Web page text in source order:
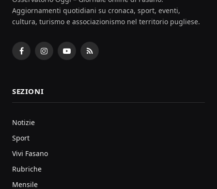
Aggiornamenti quotidiani su cronaca, sport, eventi,
cultura, turismo e associazionismo nel territorio pugliese.
FacebookInstagramYouTubeRSS
SEZIONI
Notizie
Sport
Vivi Fasano
Rubriche
Mensile